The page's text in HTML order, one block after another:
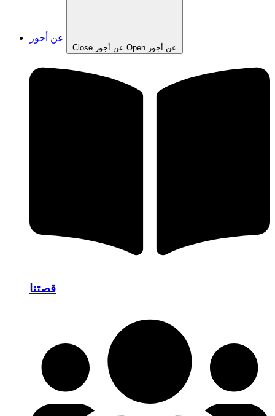
Close عن أجور Open عن أجور
قصتنا